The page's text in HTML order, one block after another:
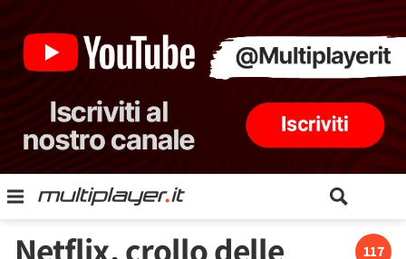
117
Netflix, crollo delle